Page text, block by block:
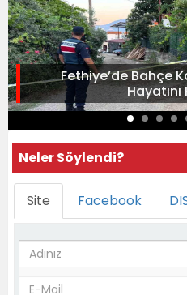
Fethiye’de Bahçe
Neler Söylendi?
Site Facebook